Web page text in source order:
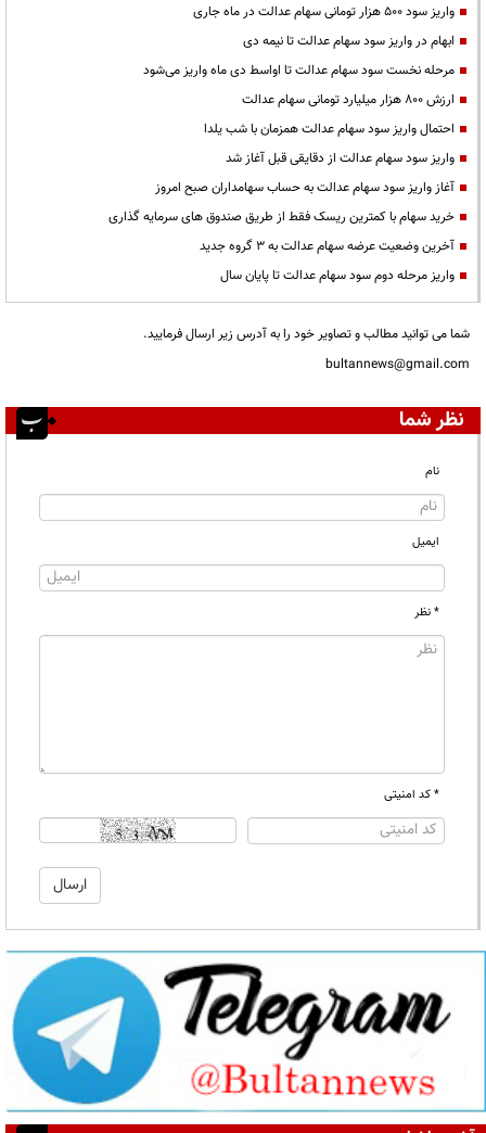
واریز سود ۵۰۰ هزار تومانی سهام عدالت در ماه جاری
ابهام در واریز سود سهام عدالت تا نیمه دی
مرحله نخست سود سهام عدالت تا اواسط دی ماه واریز می‌شود
ارزش ۸۰۰ هزار میلیارد تومانی سهام عدالت
احتمال واریز سود سهام عدالت همزمان با شب یلدا
واریز سود سهام عدالت از دقایقی قبل آغاز شد
آغاز واریز سود سهام عدالت به حساب سهامداران صبح امروز
خرید سهام با کمترین ریسک فقط از طریق صندوق های سرمایه گذاری
آخرین وضعیت عرضه سهام عدالت به ۳ گروه جدید
واریز مرحله دوم سود سهام عدالت تا پایان سال
شما می توانید مطالب و تصاویر خود را به آدرس زیر ارسال فرمایید.
bultannews@gmail.com
نظر شما
نام
ایمیل
* نظر
* کد امنیتی